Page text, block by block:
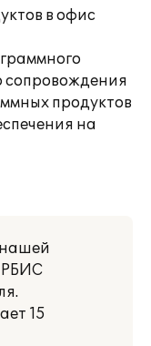
в офис
сопровождения
продуктов
на
15